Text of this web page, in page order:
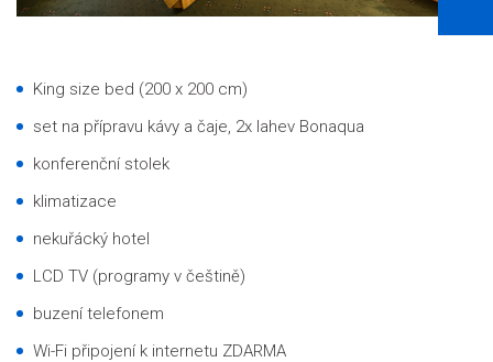
King size bed (200 x 200 cm)
set na přípravu kávy a čaje, 2x lahev Bonaqua
konferenční stolek
klimatizace
nekuřácký hotel
LCD TV (programy v češtině)
buzení telefonem
Wi-Fi připojení k internetu ZDARMA